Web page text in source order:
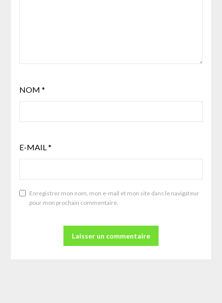
NOM *
E-MAIL*
Enregistrer mon nom, mon e-mail et mon site dans le navigateur
pour mon prochain commentaire.